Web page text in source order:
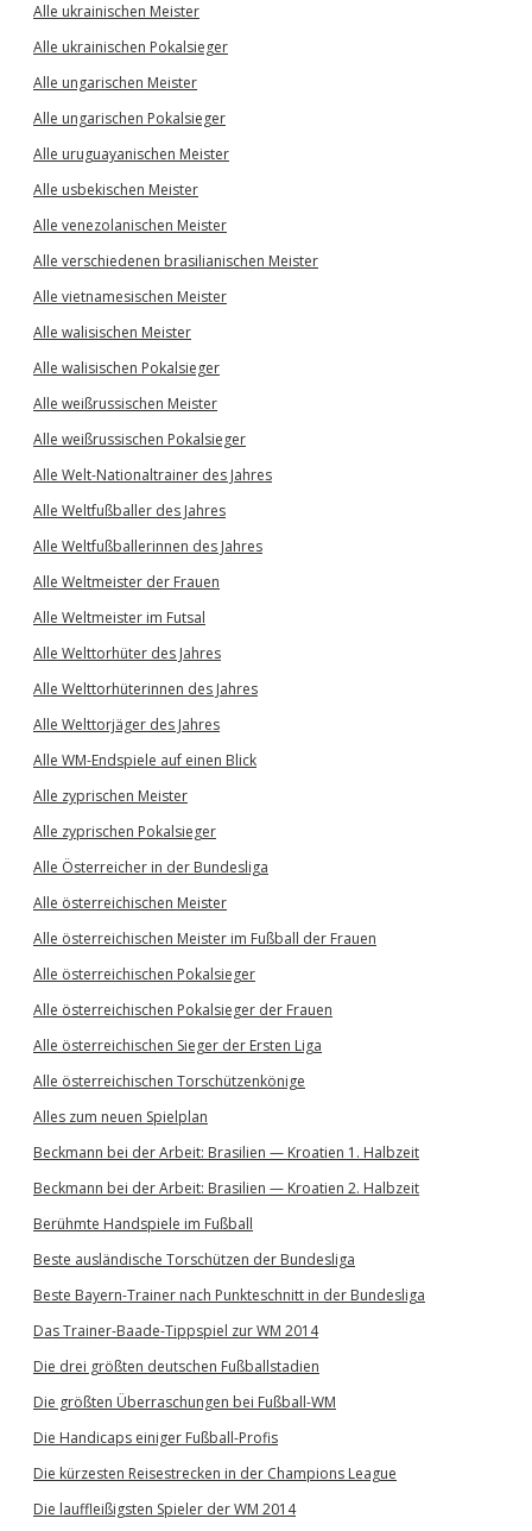
Alle ukrainischen Meister
Alle ukrainischen Pokalsieger
Alle ungarischen Meister
Alle ungarischen Pokalsieger
Alle uruguayanischen Meister
Alle usbekischen Meister
Alle venezolanischen Meister
Alle verschiedenen brasilianischen Meister
Alle vietnamesischen Meister
Alle walisischen Meister
Alle walisischen Pokalsieger
Alle weißrussischen Meister
Alle weißrussischen Pokalsieger
Alle Welt-Nationaltrainer des Jahres
Alle Weltfußballer des Jahres
Alle Weltfußballerinnen des Jahres
Alle Weltmeister der Frauen
Alle Weltmeister im Futsal
Alle Welttorhüter des Jahres
Alle Welttorhüterinnen des Jahres
Alle Welttorjäger des Jahres
Alle WM-Endspiele auf einen Blick
Alle zyprischen Meister
Alle zyprischen Pokalsieger
Alle Österreicher in der Bundesliga
Alle österreichischen Meister
Alle österreichischen Meister im Fußball der Frauen
Alle österreichischen Pokalsieger
Alle österreichischen Pokalsieger der Frauen
Alle österreichischen Sieger der Ersten Liga
Alle österreichischen Torschützenkönige
Alles zum neuen Spielplan
Beckmann bei der Arbeit: Brasilien — Kroatien 1. Halbzeit
Beckmann bei der Arbeit: Brasilien — Kroatien 2. Halbzeit
Berühmte Handspiele im Fußball
Beste ausländische Torschützen der Bundesliga
Beste Bayern-Trainer nach Punkteschnitt in der Bundesliga
Das Trainer-Baade-Tippspiel zur WM 2014
Die drei größten deutschen Fußballstadien
Die größten Überraschungen bei Fußball-WM
Die Handicaps einiger Fußball-Profis
Die kürzesten Reisestrecken in der Champions League
Die lauffleißigsten Spieler der WM 2014